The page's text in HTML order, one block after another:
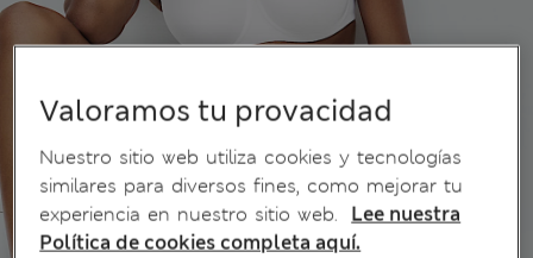
Valoramos tu provacidad
Nuestro sitio web utiliza cookies y tecnologías
similares para diversos fines, como mejorar tu
experiencia en nuestro sitio web.
Lee nuestra
Política de cookies completa aquí.